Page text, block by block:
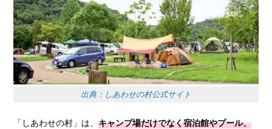
出典：しあわせの村公式サイト
「しあわせの村」は、キャンプ場だけでなく宿泊館やプール、